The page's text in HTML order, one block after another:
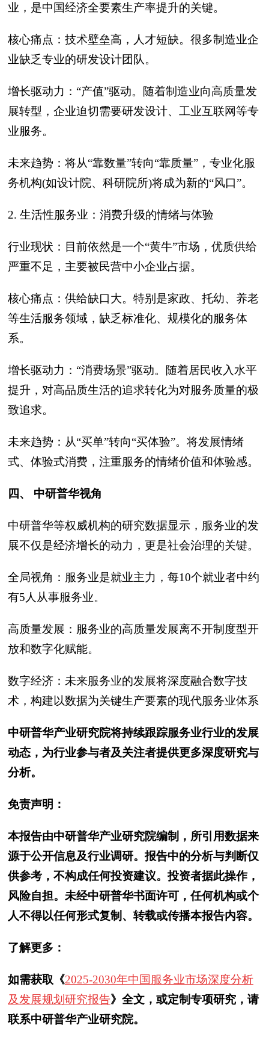
业，是中国经济全要素生产率提升的关键。
核心痛点：技术壁垒高，人才短缺。很多制造业企
业缺乏专业的研发设计团队。
增长驱动力：‍“产值”驱动。随着制造业向高质量发
展转型，企业迫切需要研发设计、工业互联网等专
业服务。
未来趋势：将从“靠数量”转向“靠质量”，专业化服
务机构(如设计院、科研院所)将成为新的“风口”。
2. 生活性服务业：消费升级的情绪与体验
行业现状：目前依然是一个“黄牛”市场，优质供给
严重不足，主要被民营中小企业占据。
核心痛点：供给缺口大。特别是家政、托幼、养老
等生活服务领域，缺乏标准化、规模化的服务体
系。
增长驱动力：‍“消费场景”驱动。随着居民收入水平
提升，对高品质生活的追求转化为对服务质量的极
致追求。
未来趋势：从“买单”转向“买体验”。将发展情绪
式、体验式消费，注重服务的情绪价值和体验感。
四、 中研普华视角
中研普华等权威机构的研究数据显示，服务业的发
展不仅是经济增长的动力，更是社会治理的关键。
全局视角：服务业是就业主力，每10个就业者中约
有5人从事服务业。
高质量发展：服务业的高质量发展离不开制度型开
放和数字化赋能。
数字经济：未来服务业的发展将深度融合数字技
术，构建以数据为关键生产要素的现代服务业体系
中研普华产业研究院将持续跟踪服务业行业的发展
动态，为行业参与者及关注者提供更多深度研究与
分析。
免责声明：
本报告由中研普华产业研究院编制，所引用数据来
源于公开信息及行业调研。报告中的分析与判断仅
供参考，不构成任何投资建议。投资者据此操作，
风险自担。未经中研普华书面许可，任何机构或个
人不得以任何形式复制、转载或传播本报告内容。
了解更多：
如需获取《2025-2030年中国服务业市场深度分析
及发展规划研究报告》全文，或定制专项研究，请
联系中研普华产业研究院。